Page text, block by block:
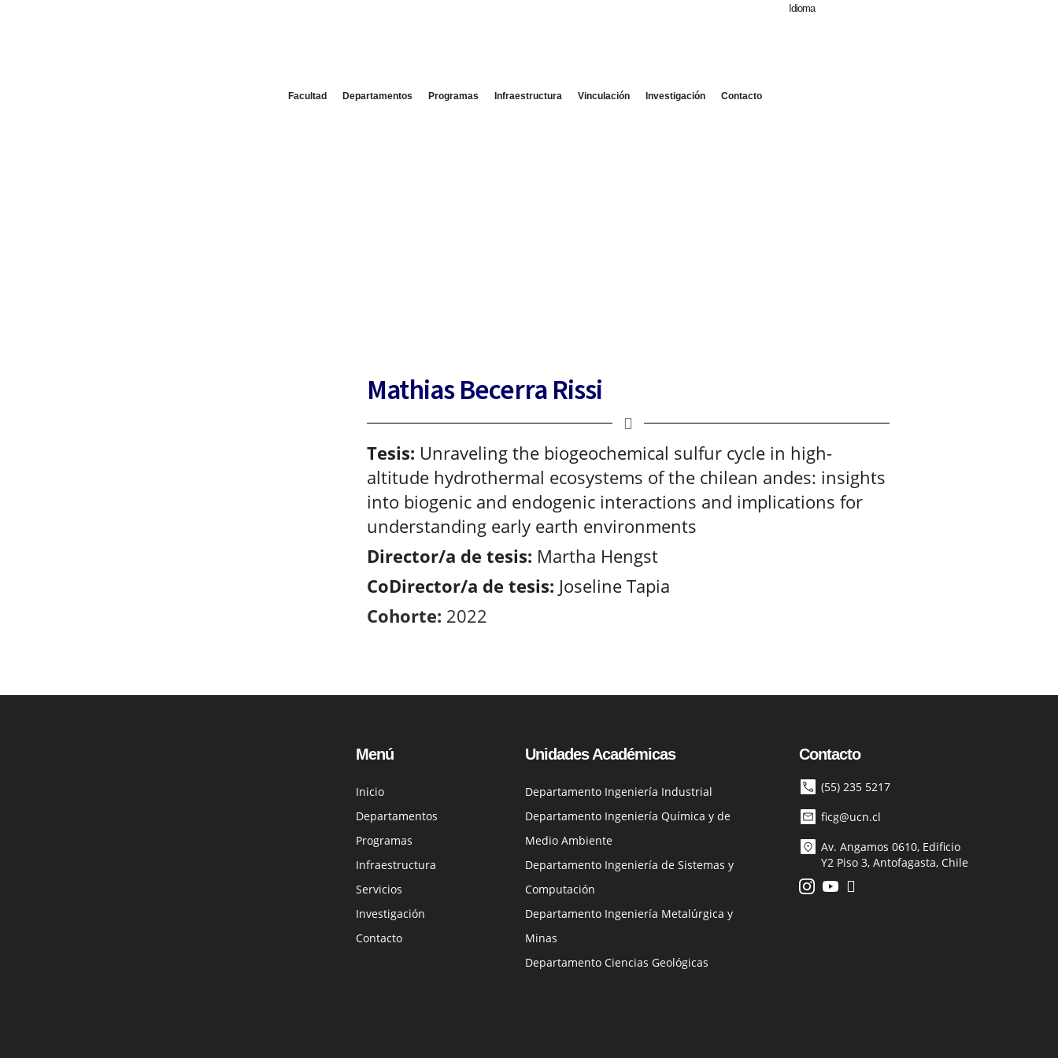
Idioma
Facultad Departamentos Programas Infraestructura Vinculación Investigación Contacto
Mathias Becerra Rissi
Tesis: Unraveling the biogeochemical sulfur cycle in high-
altitude hydrothermal ecosystems of the chilean andes: insights
into biogenic and endogenic interactions and implications for
understanding early earth environments
Director/a de tesis: Martha Hengst
CoDirector/a de tesis: Joseline Tapia
Cohorte: 2022
Menú
Inicio
Departamentos
Programas
Infraestructura
Servicios
Investigación
Contacto
Unidades Académicas
Departamento Ingeniería Industrial
Departamento Ingeniería Química y de
Medio Ambiente
Departamento Ingeniería de Sistemas y
Computación
Departamento Ingeniería Metalúrgica y
Minas
Departamento Ciencias Geológicas
Contacto
(55) 235 5217
ficg@ucn.cl
Av. Angamos 0610, Edificio
Y2 Piso 3, Antofagasta, Chile